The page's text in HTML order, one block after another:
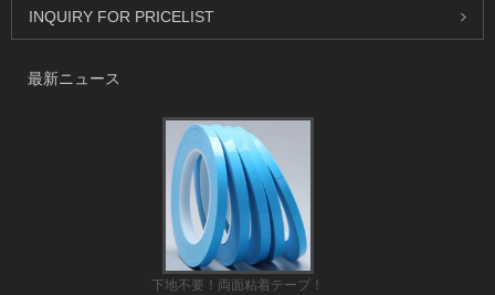
INQUIRY FOR PRICELIST
最新ニュース
下地不要！両面粘着テープ！